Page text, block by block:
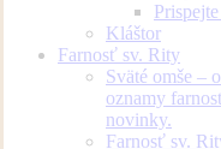
Kláštor
Farnosť sv. Rity
Sväté omše –
oznamy
novinky.
Farnosť sv.